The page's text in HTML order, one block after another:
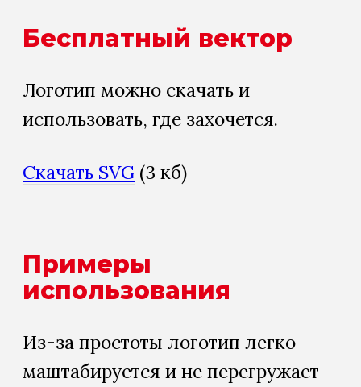
Бесплатный вектор
Логотип можно скачать и
использовать, где захочется.
Скачать SVG (3 кб)
Примеры
использования
Из-за простоты логотип легко
маштабируется и не перегружает